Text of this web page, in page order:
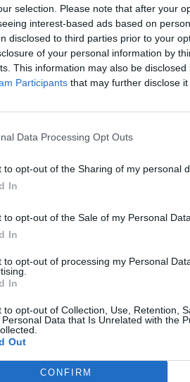
selection. Please note that after your
interest-based ads based on
disclosed to third parties prior to your
of your personal information by
This information may also be
Participants that may further disclose
Data Processing Opt Outs
to opt-out of the Sharing of my personal
In
to opt-out of the Sale of my Personal Data.
In
to opt-out of processing my Personal
In
to opt-out of Collection, Use, Retention,
Data that Is Unrelated with the
Out
CONFIRM
Sofia South Ring Mall
ευρώ
άνοδος
Media: Με ενίσχυση 8 εκατ.